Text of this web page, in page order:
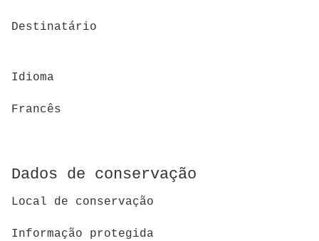
Destinatário
Idioma
Francês
Dados de conservação
Local de conservação
Informação protegida